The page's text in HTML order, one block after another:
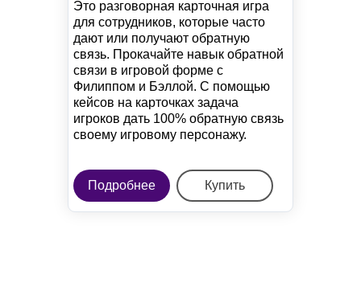
Подробнее Купить
Это разговорная карточная игра
для сотрудников, которые часто
дают или получают обратную
связь. Прокачайте навык обратной
связи в игровой форме с
Филиппом и Бэллой. С помощью
кейсов на карточках задача
игроков дать 100% обратную связь
своему игровому персонажу.